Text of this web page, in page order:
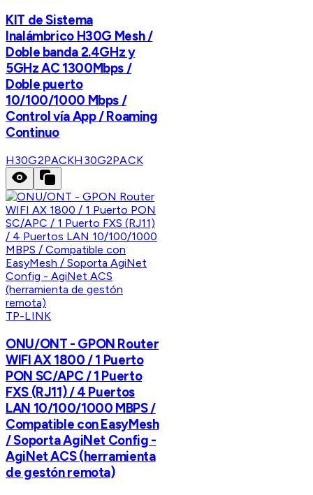
KIT de Sistema
Inalámbrico H30G Mesh /
Doble banda 2.4GHz y
5GHz AC 1300Mbps /
Doble puerto
10/100/1000 Mbps /
Control vía App / Roaming
Continuo
H30G2PACKH30G2PACK
TP-LINK
ONU/ONT - GPON Router
WIFI AX 1800 / 1 Puerto
PON SC/APC / 1 Puerto
FXS (RJ11) / 4 Puertos
LAN 10/100/1000 MBPS /
Compatible con EasyMesh
/ Soporta AgiNet Config -
AgiNet ACS (herramienta
de gestón remota)